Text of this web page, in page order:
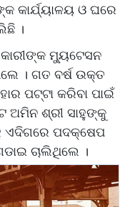
କାର୍ଯ୍ୟାଳୟ ଓ ଘରେ
।
ମ୍ୟୁଟେସନ
। ଗତ ବର୍ଷ ଉକ୍ତ
ପଟ୍ଟା କରିବା ପାଇଁ
ଅମିନ ଶ୍ରୀ ସାହୁଙ୍କୁ
ଏଦିଗରେ ପଦକ୍ଷେପ
ଚାଲିଥିଲେ ।